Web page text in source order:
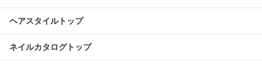
ヘアスタイルトップ
ネイルカタログトップ